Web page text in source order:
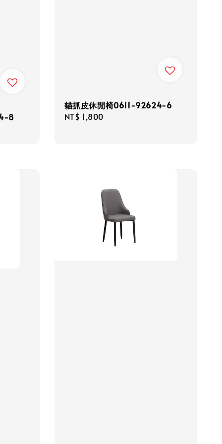
8
貓抓皮休閒椅0611-92624-6
Regular
NT$ 1,800